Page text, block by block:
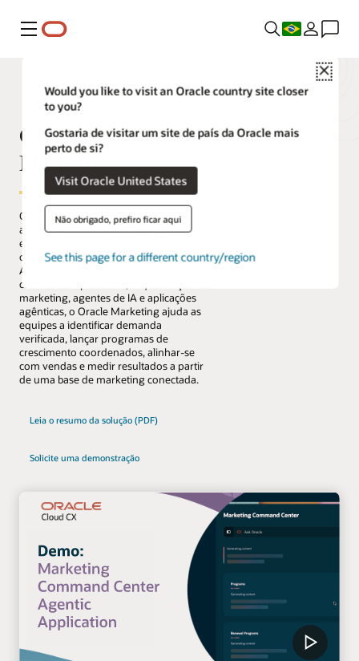
Menu
Close
Would you like to visit an Oracle country site closer
to you?
Gostaria de visitar um site de país da Oracle mais
perto de si?
Visit Oracle United States
Não obrigado, prefiro ficar aqui
See this page for a different country/region
Oracle Fusion Cloud
Marketing
O Oracle Fusion Cloud Marketing ajuda
as organizações a passarem da
execução de campanhas para a
orquestração agêntica do crescimento.
Ao combinar dados unificados de
clientes e empresariais, orquestração de
marketing, agentes de IA e aplicações
agênticas, o Oracle Marketing ajuda as
equipes a identificar demanda
verificada, lançar programas de
crescimento coordenados, alinhar-se
com vendas e medir resultados a partir
de uma base de marketing conectada.
Leia o resumo da solução (PDF)
Solicite uma demonstração